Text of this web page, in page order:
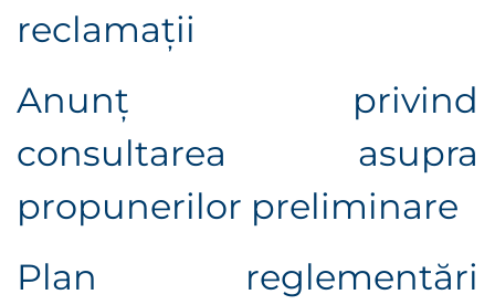
reclamații
Anunţ privind
consultarea asupra
propunerilor preliminare
Plan reglementări